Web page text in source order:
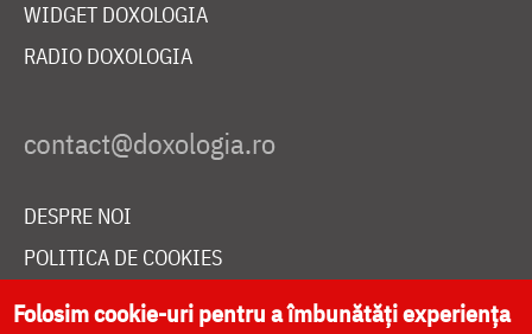
WIDGET DOXOLOGIA
RADIO DOXOLOGIA
DESPRE NOI
POLITICA DE COOKIES
DONEAZĂ ONLINE PENTRU CATEDRALA NAȚIONALĂ
Folosim cookie-uri pentru a îmbunătăți experiența